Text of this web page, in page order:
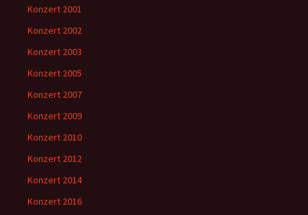
Konzert 2001
Konzert 2002
Konzert 2003
Konzert 2005
Konzert 2007
Konzert 2009
Konzert 2010
Konzert 2012
Konzert 2014
Konzert 2016